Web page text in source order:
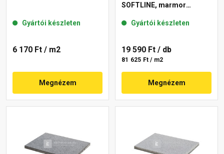
Gyártói készleten
6 170 Ft / m2
Megnézem
SOFTLINE, marmor
Gyártói készleten
19 590 Ft / db
81 625 Ft / m2
Megnézem